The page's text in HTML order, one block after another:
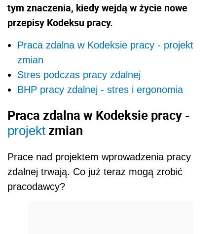
tym znaczenia, kiedy wejdą w życie nowe
przepisy Kodeksu pracy.
Praca zdalna w Kodeksie pracy - projekt
zmian
Stres podczas pracy zdalnej
BHP pracy zdalnej - stres i ergonomia
Praca zdalna w Kodeksie pracy -
projekt zmian
Prace nad projektem wprowadzenia pracy
zdalnej trwają. Co już teraz mogą zrobić
pracodawcy?